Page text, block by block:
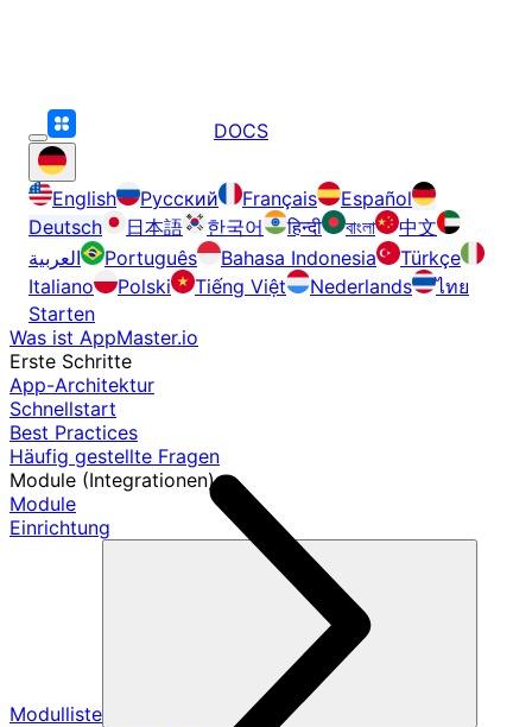
DOCS
English Русский Français
Español
Deutsch
日本語 한국어 हिन्दी বাংলা
中文
العربية
Português Bahasa Indonesia
Türkçe
Italiano
Polski Tiếng Việt Nederlands
ไทย
Starten
Was ist AppMaster.io
Erste Schritte
App-Architektur
Schnellstart
Best Practices
Häufig gestellte Fragen
Module (Integrationen)
Module
Einrichtung
Modulliste